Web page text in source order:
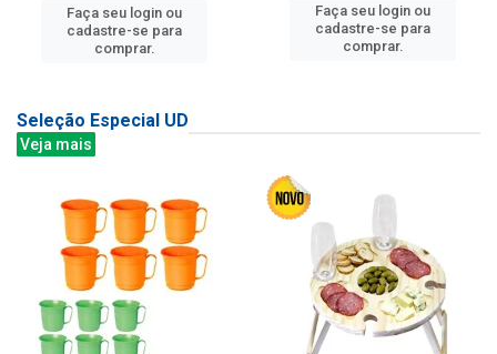
Faça seu login ou
cadastre-se para
comprar.
Faça seu login ou
cadastre-se para
comprar.
Seleção Especial UD
Veja mais